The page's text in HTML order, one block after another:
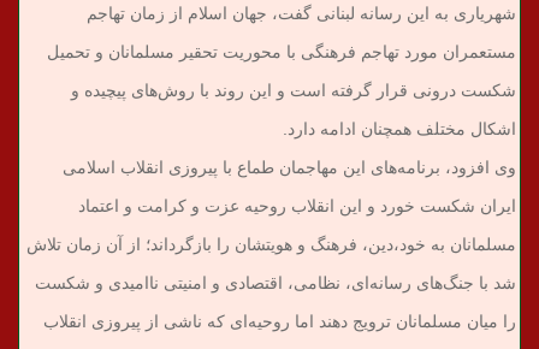
شهریاری به این رسانه لبنانی گفت، جهان اسلام از زمان تهاجم
مستعمران مورد تهاجم فرهنگی با محوریت تحقیر مسلمانان و تحمیل
شکست درونی قرار گرفته است و این روند با روش‌های پیچیده و
اشکال مختلف همچنان ادامه دارد.
وی افزود، برنامه‌های این مهاجمان طماع با پیروزی انقلاب اسلامی
ایران شکست خورد و این انقلاب روحیه عزت و کرامت و اعتماد
مسلمانان به خود،دین، فرهنگ و هویتشان را بازگرداند؛ از آن زمان تلاش
شد با جنگ‌های رسانه‌ای، نظامی، اقتصادی و امنیتی ناامیدی و شکست
را میان مسلمانان ترویج دهند اما روحیه‌ای که ناشی از پیروزی انقلاب